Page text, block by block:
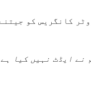
کانگریس کو
نے ایڈٹ نہیں کیا